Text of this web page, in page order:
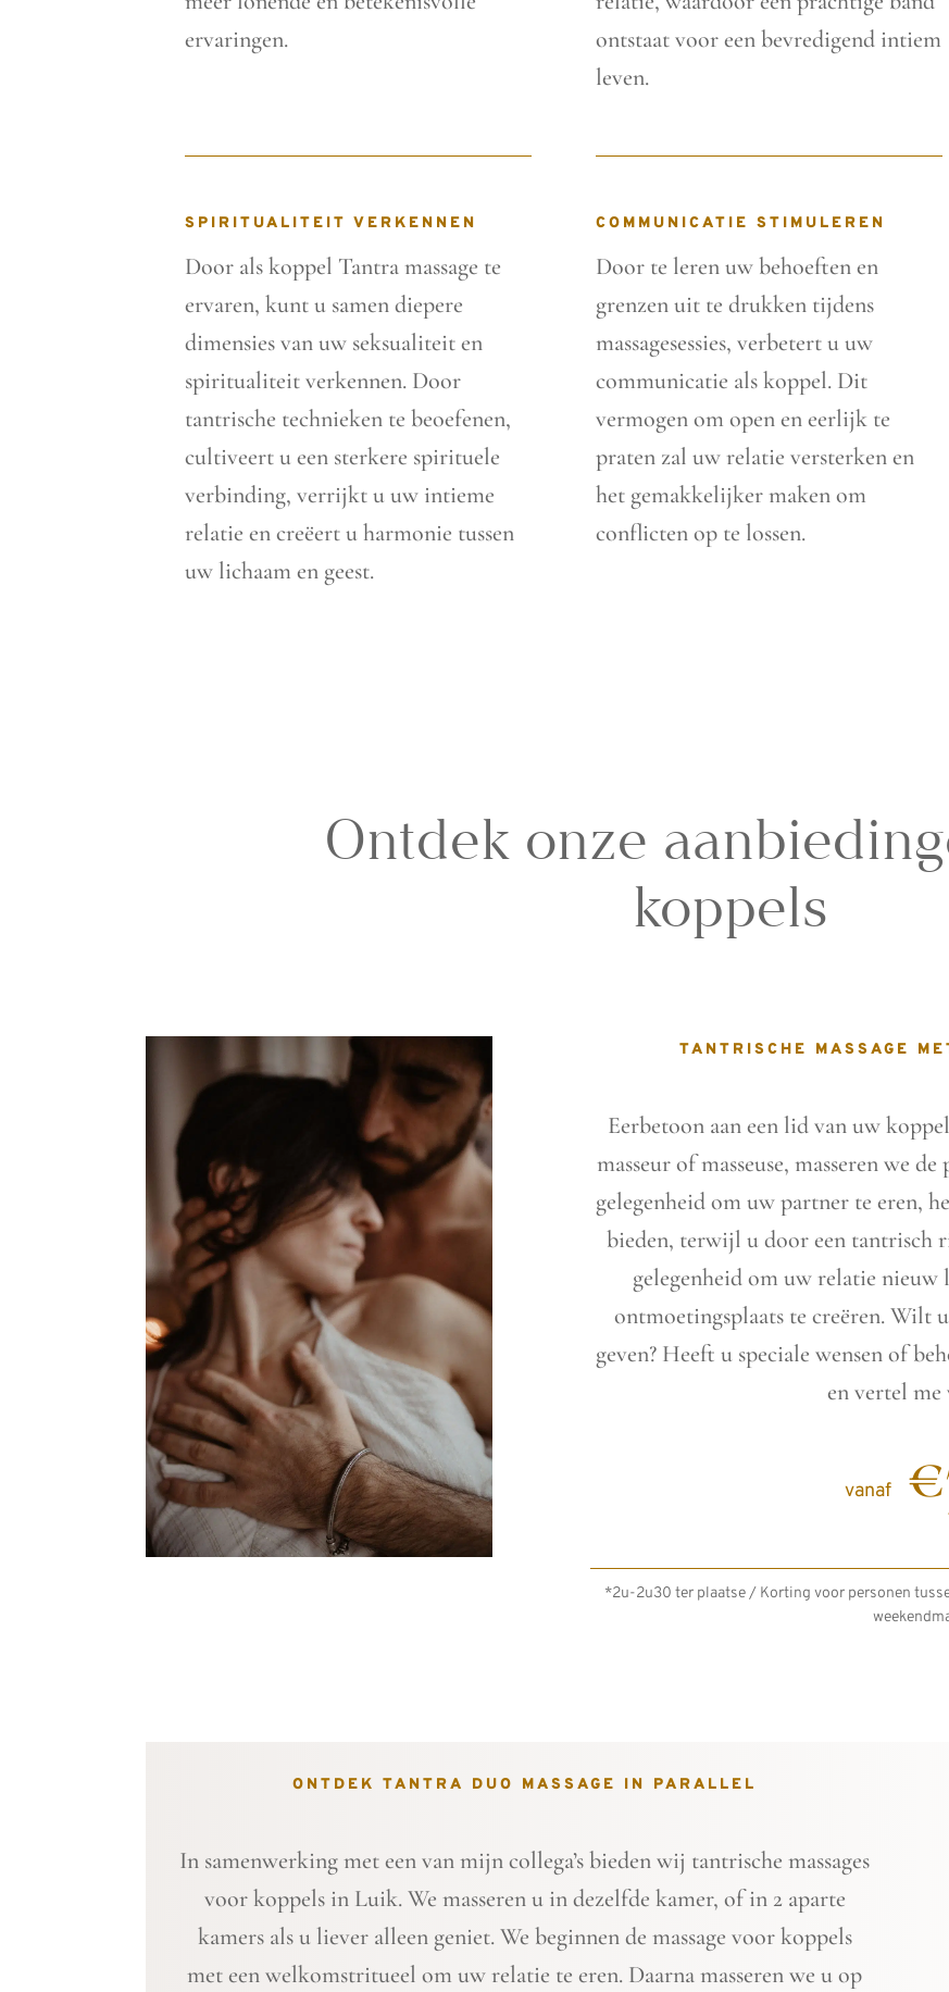
ervaringen.
ontstaat voor een bevredigend intiem
leven.
SPIRITUALITEIT VERKENNEN
Door als koppel Tantra massage te
ervaren, kunt u samen diepere
dimensies van uw seksualiteit en
spiritualiteit verkennen. Door
tantrische technieken te beoefenen,
cultiveert u een sterkere spirituele
verbinding, verrijkt u uw intieme
relatie en creëert u harmonie tussen
uw lichaam en geest.
COMMUNICATIE STIMULEREN
Door te leren uw behoeften en
grenzen uit te drukken tijdens
massagesessies, verbetert u uw
communicatie als koppel. Dit
vermogen om open en eerlijk te
praten zal uw relatie versterken en
het gemakkelijker maken om
conflicten op te lossen.
Ontdek onze
koppels
TANTRISCHE MASSAGE
Eerbetoon aan een lid van uw
masseur of masseuse, masseren we
gelegenheid om uw partner te eren,
bieden, terwijl u door een tantrisch
gelegenheid om uw relatie nieuw
ontmoetingsplaats te creëren. Wilt
geven? Heeft u speciale wensen of
en vertel
vanaf
*2u-2u30 ter plaatse / Korting voor personen
ONTDEK TANTRA DUO MASSAGE IN PARALLEL
In samenwerking met een van mijn collega’s bieden wij tantrische massages
voor koppels in Luik. We masseren u in dezelfde kamer, of in 2 aparte
kamers als u liever alleen geniet. We beginnen de massage voor koppels
met een welkomstritueel om uw relatie te eren. Daarna masseren we u op